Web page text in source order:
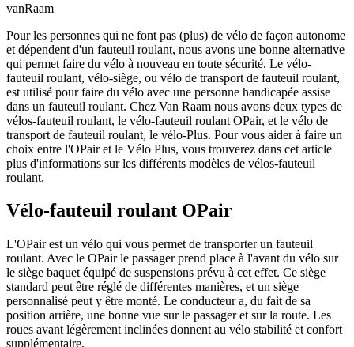
vanRaam
Pour les personnes qui ne font pas (plus) de vélo de façon autonome
et dépendent d'un fauteuil roulant, nous avons une bonne alternative
qui permet faire du vélo à nouveau en toute sécurité. Le vélo-
fauteuil roulant, vélo-siège, ou vélo de transport de fauteuil roulant,
est utilisé pour faire du vélo avec une personne handicapée assise
dans un fauteuil roulant. Chez Van Raam nous avons deux types de
vélos-fauteuil roulant, le vélo-fauteuil roulant OPair, et le vélo de
transport de fauteuil roulant, le vélo-Plus. Pour vous aider à faire un
choix entre l'OPair et le Vélo Plus, vous trouverez dans cet article
plus d'informations sur les différents modèles de vélos-fauteuil
roulant.
Vélo-fauteuil roulant OPair
L'OPair est un vélo qui vous permet de transporter un fauteuil
roulant. Avec le OPair le passager prend place à l'avant du vélo sur
le siège baquet équipé de suspensions prévu à cet effet. Ce siège
standard peut être réglé de différentes manières, et un siège
personnalisé peut y être monté. Le conducteur a, du fait de sa
position arrière, une bonne vue sur le passager et sur la route. Les
roues avant légèrement inclinées donnent au vélo stabilité et confort
supplémentaire.